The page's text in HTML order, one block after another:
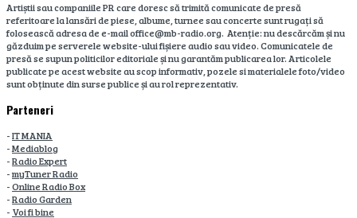
Artiștii sau companiile PR care doresc să trimită comunicate de presă
referitoare la lansări de piese, albume, turnee sau concerte sunt rugați să
folosească adresa de e-mail office@mb-radio.org. Atenție: nu descărcăm și nu
găzduim pe serverele website-ului fișiere audio sau video. Comunicatele de
presă se supun politicilor editoriale și nu garantăm publicarea lor. Articolele
publicate pe acest website au scop informativ, pozele si materialele foto/video
sunt obținute din surse publice și au rol reprezentativ.
Parteneri
-IT MANIA
-Mediablog
-Radio Expert
-myTuner Radio
-Online Radio Box
-Radio Garden
- Voi fi bine